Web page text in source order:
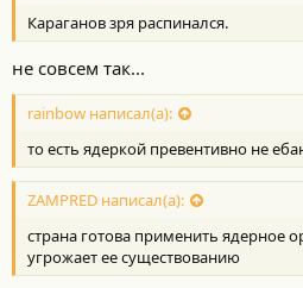
и
:
Караганов зря распинался.
не совсем так...
rainbow написал(а):
то есть ядеркой превентивно не
ZAMPRED написал(а):
страна готова применить ядерное
угрожает ее существованию